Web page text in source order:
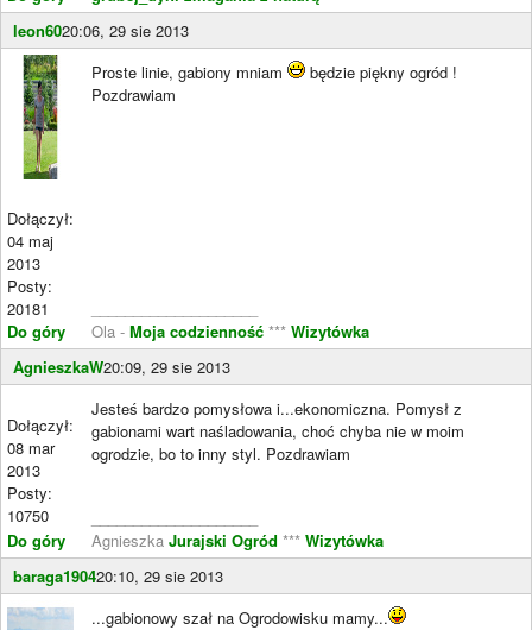
leon6020:06, 29 sie 2013
Dołączył:
04 maj
2013
Posty:
20181
Do góry
Proste linie, gabiony mniam
będzie piękny ogród !
Pozdrawiam
Ola - Moja codzienność *** Wizytówka
AgnieszkaW20:09, 29 sie 2013
Dołączył:
08 mar
2013
Posty:
10750
Do góry
Jesteś bardzo pomysłowa i...ekonomiczna. Pomysł z
gabionami wart naśladowania, choć chyba nie w moim
ogrodzie, bo to inny styl. Pozdrawiam
Agnieszka Jurajski Ogród *** Wizytówka
baraga190420:10, 29 sie 2013
...gabionowy szał na Ogrodowisku mamy...